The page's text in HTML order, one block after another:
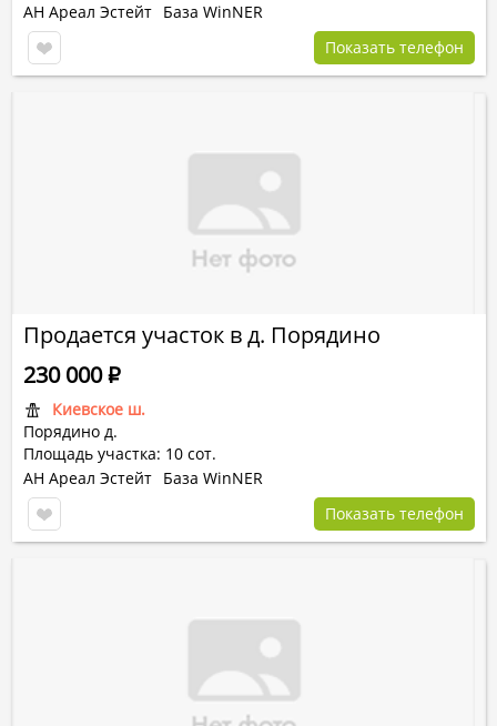
АН Ареал Эстейт База WinNER
Показать телефон
Продается участок в д. Порядино
Киевское ш.
Порядино д.
Площадь участка: 10 сот.
230 000Р
АН Ареал Эстейт База WinNER
Показать телефон